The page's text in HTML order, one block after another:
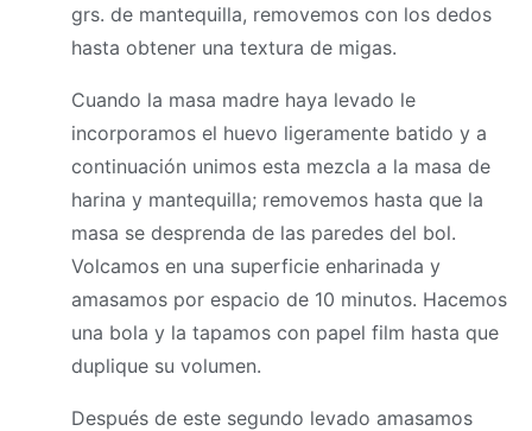
grs. de mantequilla, removemos con los dedos
hasta obtener una textura de migas.
Cuando la masa madre haya levado le
incorporamos el huevo ligeramente batido y a
continuación unimos esta mezcla a la masa de
harina y mantequilla; removemos hasta que la
masa se desprenda de las paredes del bol.
Volcamos en una superficie enharinada y
amasamos por espacio de 10 minutos. Hacemos
una bola y la tapamos con papel film hasta que
duplique su volumen.
Después de este segundo levado amasamos